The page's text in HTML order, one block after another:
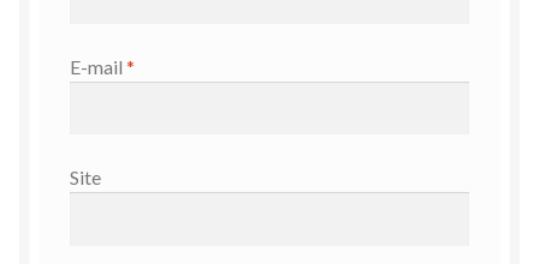
E-mail *
Site